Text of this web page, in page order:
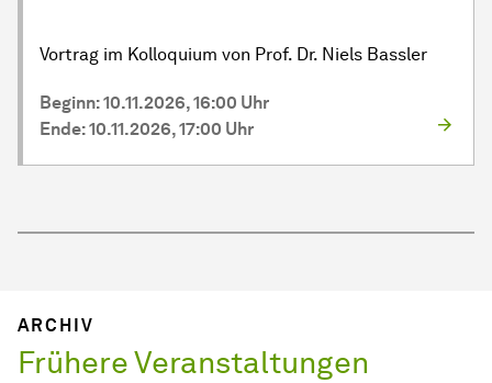
Vortrag im Kolloquium von Prof. Dr. Niels Bassler
Beginn: 10.11.2026, 16:00 Uhr
Ende: 10.11.2026, 17:00 Uhr
ARCHIV
Frühere Veranstaltungen